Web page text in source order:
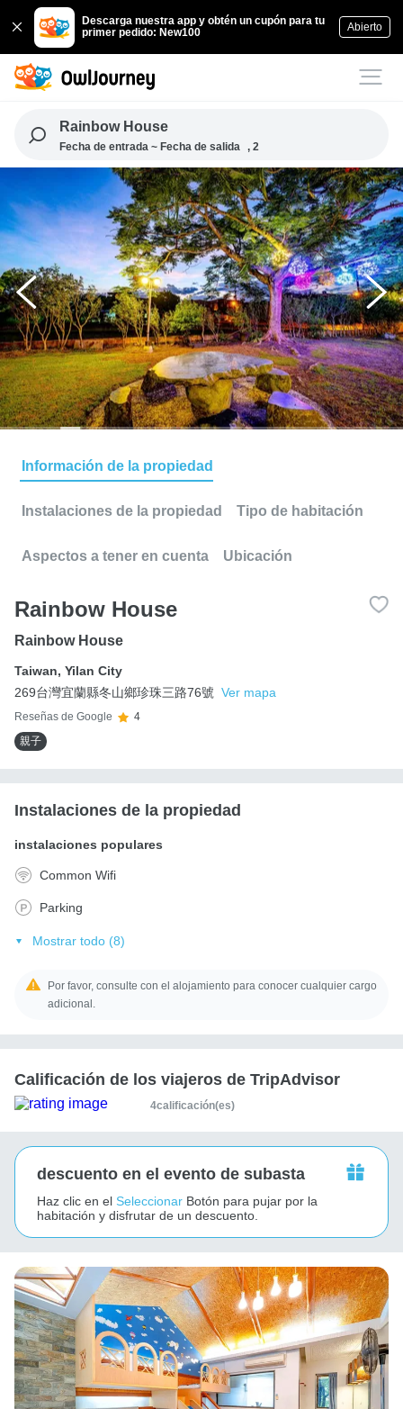
Descarga nuestra app y obtén un cupón para tu
primer pedido: New100
Abierto
Rainbow House
Fecha de entrada ~ Fecha de salida , 2
Información de la propiedad
Instalaciones de la propiedad Tipo de habitación
Aspectos a tener en cuenta Ubicación
Rainbow House
Rainbow House
Taiwan, Yilan City
269台灣宜蘭縣冬山鄉珍珠三路76號 Ver mapa
Reseñas de Google
4
親子
Instalaciones de la propiedad
instalaciones populares
Common Wifi
Parking
Mostrar todo (8)
Por favor, consulte con el alojamiento para conocer cualquier cargo
adicional.
Calificación de los viajeros de TripAdvisor
4calificación(es)
descuento en el evento de subasta
Haz clic en el Seleccionar Botón para pujar por la
habitación y disfrutar de un descuento.